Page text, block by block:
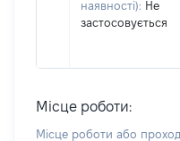
наявності): Не
застосовується
Місце роботи:
Місце роботи або